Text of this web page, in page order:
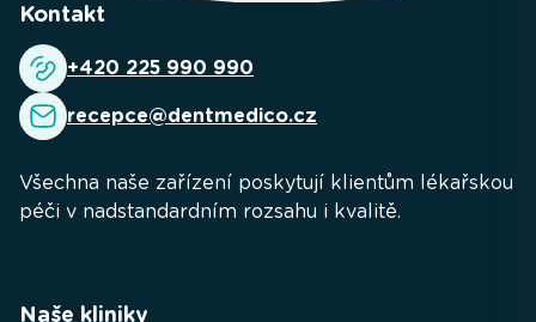
Kontakt
+420 225 990 990
recepce@dentmedico.cz
Všechna naše zařízení poskytují klientům lékařskou
péči v nadstandardním rozsahu i kvalitě.
Naše kliniky